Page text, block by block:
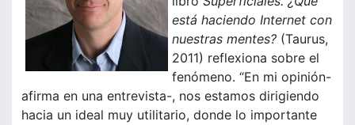
está haciendo Internet con
nuestras mentes? (Taurus,
2011) reflexiona sobre el
fenómeno. “En mi opinión-
afirma en una entrevista-, nos estamos dirigiendo
hacia un ideal muy utilitario, donde lo importante